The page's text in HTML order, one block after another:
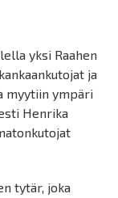
yksi Raahen
ja
myytiin ympäri
Henrika
tytär, joka